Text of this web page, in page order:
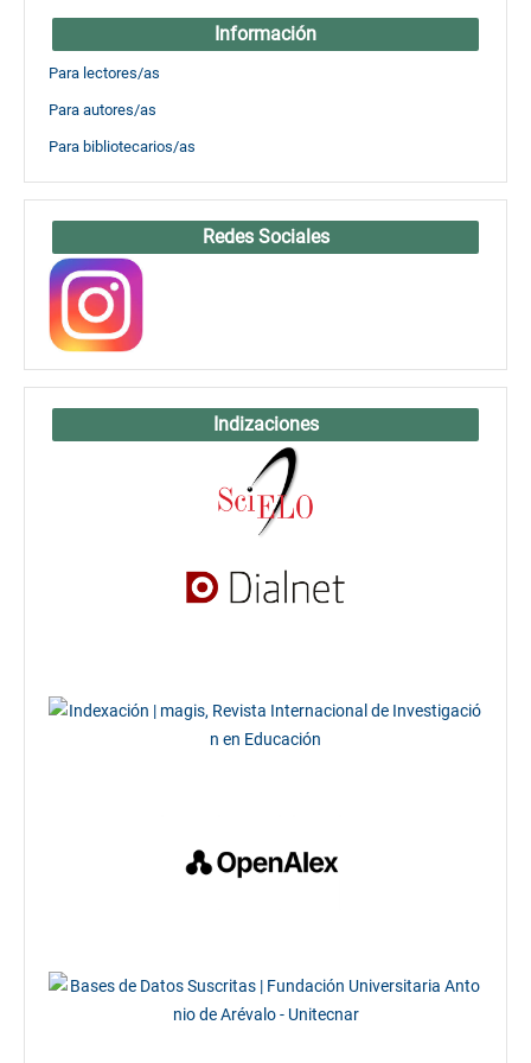
Información
Para lectores/as
Para autores/as
Para bibliotecarios/as
Redes Sociales
Indizaciones